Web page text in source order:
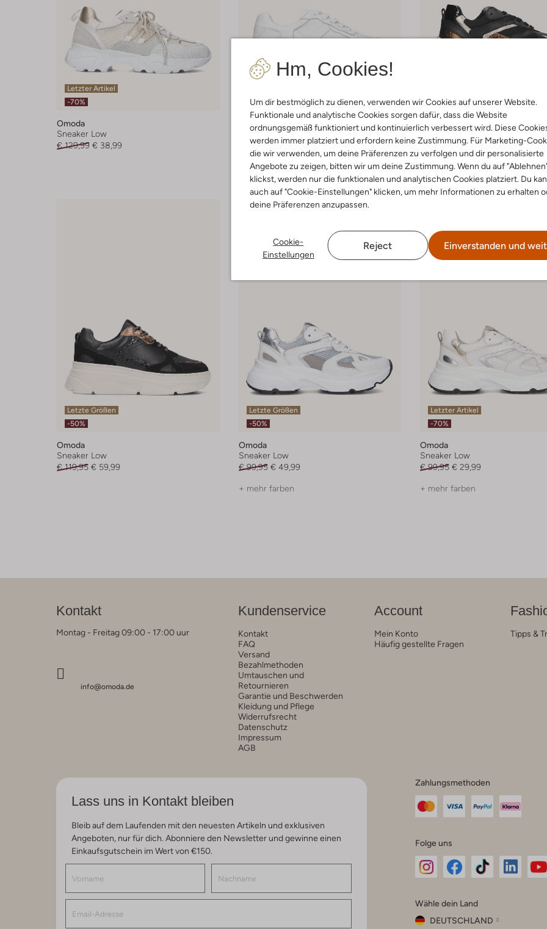
Hm, Cookies!
Um dir bestmöglich zu dienen, verwenden wir Cookies auf unserer Website.
Funktionale und analytische Cookies sorgen dafür, dass die Website
ordnungsgemäß funktioniert und kontinuierlich verbessert wird. Diese
werden immer platziert und erfordern keine Zustimmung. Für Marketing-
die wir verwenden, um deine Präferenzen zu verfolgen und dir personalisierte
Angebote zu zeigen, bitten wir um deine Zustimmung. Wenn du auf
klickst, werden nur die funktionalen und analytischen Cookies platziert. Du
auch auf "Cookie-Einstellungen" klicken, um mehr Informationen zu erhalten
deine Präferenzen anzupassen.
Cookie-
Einstellungen
Reject Einverstanden und
Letzter Artikel
-70%
Omoda
Sneaker Low
€ 129,99 € 38,99
-50%
Omoda
Sneaker Low
€ 129,99 € 64,99
-50%
Omoda
Sneaker Low
€ 119,95 € 59,99
+ mehr farben
Letzte Größen
-50%
Omoda
Sneaker Low
€ 119,95 € 59,99
Letzte Größen
-50%
Omoda
Sneaker Low
€ 99,95 € 49,99
+ mehr farben
Letzter Artikel
-70%
Omoda
Sneaker Low
€ 99,95 € 29,99
+ mehr farben
Kontakt
Montag - Freitag 09:00 - 17:00 uur
info@omoda.de
Kundenservice
Kontakt
FAQ
Versand
Bezahlmethoden
Umtauschen und
Retournieren
Garantie und Beschwerden
Kleidung und Pflege
Widerrufsrecht
Datenschutz
Impressum
AGB
Account
Mein Konto
Häufig gestellte Fragen
Tipps &
Lass uns in Kontakt bleiben
Bleib auf dem Laufenden mit den neuesten Artikeln und exklusiven
Angeboten, nur für dich. Abonniere den Newsletter und gewinne einen
Einkaufsgutschein im Wert von €150.
Zahlungsmethoden
Folge uns
Instagram
Facebook
TikTok
Wähle dein Land
DEUTSCHLAND